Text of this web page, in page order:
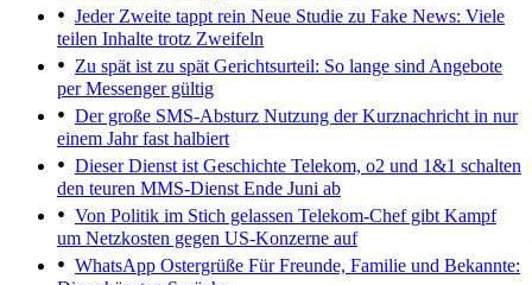
Jeder Zweite tappt rein Neue Studie zu Fake News: Viele
teilen Inhalte trotz Zweifeln
Zu spät ist zu spät Gerichtsurteil: So lange sind Angebote
per Messenger gültig
Der große SMS-Absturz Nutzung der Kurznachricht in nur
einem Jahr fast halbiert
Dieser Dienst ist Geschichte Telekom, o2 und 1&1 schalten
den teuren MMS-Dienst Ende Juni ab
Von Politik im Stich gelassen Telekom-Chef gibt Kampf
um Netzkosten gegen US-Konzerne auf
WhatsApp Ostergrüße Für Freunde, Familie und Bekannte: